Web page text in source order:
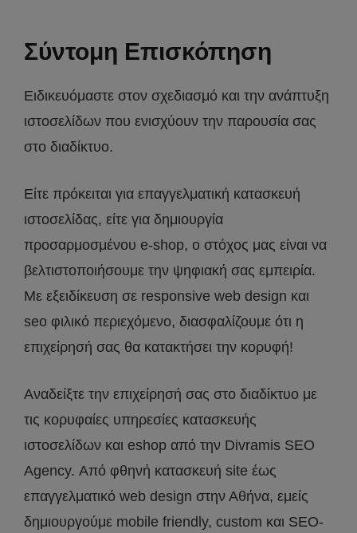
Σύντομη Επισκόπηση
Ειδικευόμαστε στον σχεδιασμό και την ανάπτυξη
ιστοσελίδων που ενισχύουν την παρουσία σας
στο διαδίκτυο.
Είτε πρόκειται για επαγγελματική κατασκευή
ιστοσελίδας, είτε για δημιουργία
προσαρμοσμένου e-shop, ο στόχος μας είναι να
βελτιστοποιήσουμε την ψηφιακή σας εμπειρία.
Με εξειδίκευση σε responsive web design και
seo φιλικό περιεχόμενο, διασφαλίζουμε ότι η
επιχείρησή σας θα κατακτήσει την κορυφή!
Αναδείξτε την επιχείρησή σας στο διαδίκτυο με
τις κορυφαίες υπηρεσίες κατασκευής
ιστοσελίδων και eshop από την Divramis SEO
Agency. Από φθηνή κατασκευή site έως
επαγγελματικό web design στην Αθήνα, εμείς
δημιουργούμε mobile friendly, custom και SEO-